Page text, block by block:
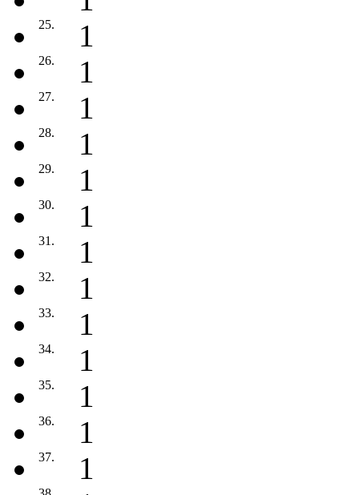
25. 1
26. 1
27. 1
28. 1
29. 1
30. 1
31. 1
32. 1
33. 1
34. 1
35. 1
36. 1
37. 1